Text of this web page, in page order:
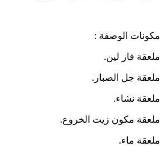
مكونات الوصفة :
ملعقة فاز لين.
ملعقة جل الصبار.
ملعقة نشاء.
ملعقة مكون زيت الخروع.
ملعقة ماء.